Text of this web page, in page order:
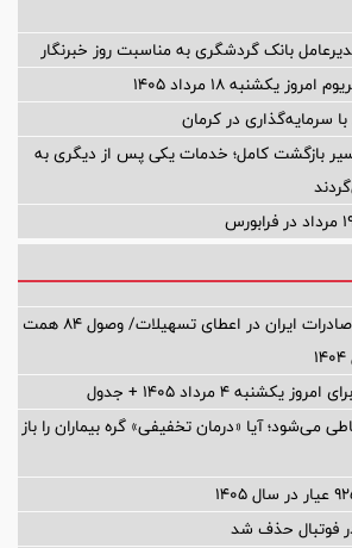
بانک گردشگری به مناسبت روز خبرنگار
یکشنبه ۱۸ مرداد ۱۴۰۵
سرمایه‌گذاری در کرمان
بازگشت کامل؛ خدمات یکی پس از دیگری به
ارتقای ظرفیت بانک صادرات ایران در اعطای تسهیلات/ وصول ۸۴ همت
۴ مرداد ۱۴۰۵ + جدول
می‌شود؛ آیا «درمان تخفیفی» گره بیماران را باز
فوتبال حذف شد